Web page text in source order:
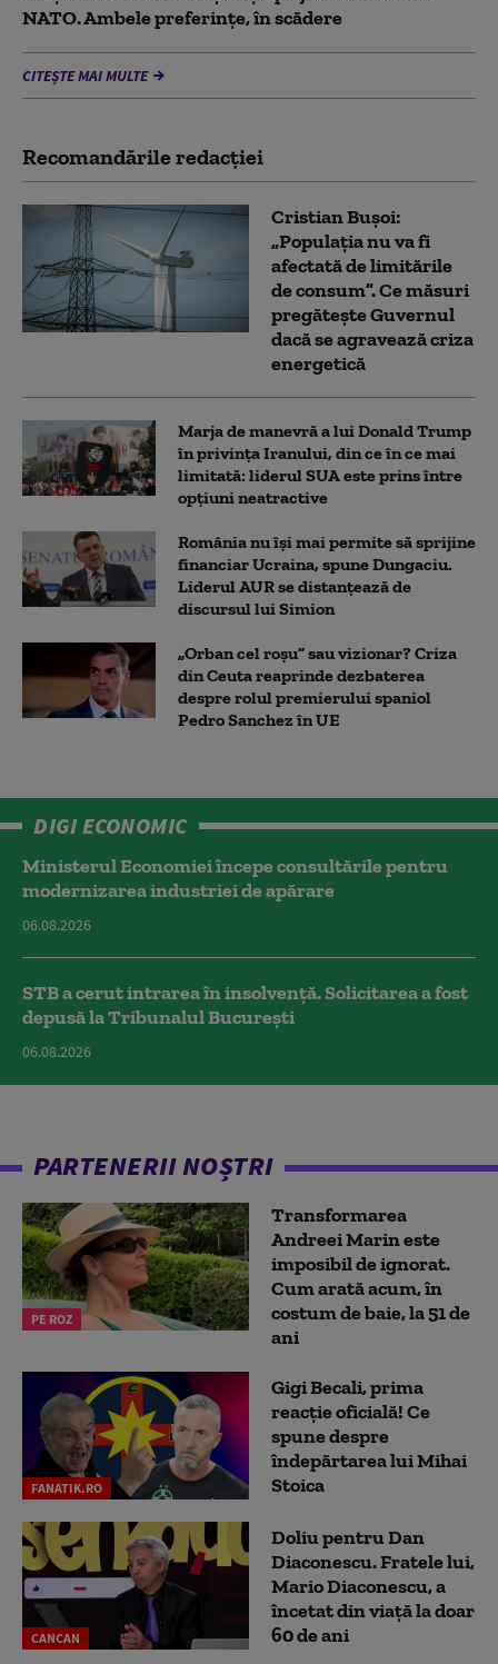
NATO. Ambele preferințe, în scădere
CITEȘTE MAI MULTE
Recomandările redacţiei
Cristian Bușoi:
„Populația nu va fi
afectată de limitările
de consum”. Ce măsuri
pregătește Guvernul
dacă se agravează criza
energetică
Marja de manevră a lui Donald Trump
în privința Iranului, din ce în ce mai
limitată: liderul SUA este prins între
opțiuni neatractive
România nu își mai permite să sprijine
financiar Ucraina, spune Dungaciu.
Liderul AUR se distanțează de
discursul lui Simion
„Orban cel roșu” sau vizionar? Criza
din Ceuta reaprinde dezbaterea
despre rolul premierului spaniol
Pedro Sanchez în UE
DIGI ECONOMIC
Ministerul Economiei începe consultările pentru
modernizarea industriei de apărare
06.08.2026
STB a cerut intrarea în insolvență. Solicitarea a fost
depusă la Tribunalul București
06.08.2026
PARTENERII NOȘTRI
PE ROZ
Transformarea
Andreei Marin este
imposibil de ignorat.
Cum arată acum, în
costum de baie, la 51 de
ani
FANATIK.RO
Gigi Becali, prima
reacție oficială! Ce
spune despre
îndepărtarea lui Mihai
Stoica
CANCAN
Doliu pentru Dan
Diaconescu. Fratele lui,
Mario Diaconescu, a
încetat din viață la doar
60 de ani